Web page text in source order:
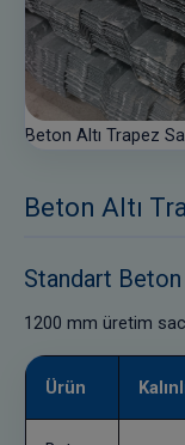
Beton Altı Trapez
Beton Altı
Standart Beton
1200 mm üretim
Ürün